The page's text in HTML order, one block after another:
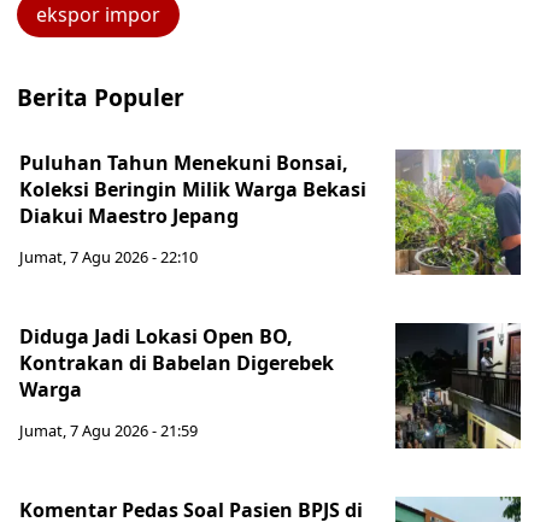
ekspor impor
Berita Populer
Puluhan Tahun Menekuni Bonsai,
Koleksi Beringin Milik Warga Bekasi
Diakui Maestro Jepang
Jumat, 7 Agu 2026 - 22:10
Diduga Jadi Lokasi Open BO,
Kontrakan di Babelan Digerebek
Warga
Jumat, 7 Agu 2026 - 21:59
Komentar Pedas Soal Pasien BPJS di